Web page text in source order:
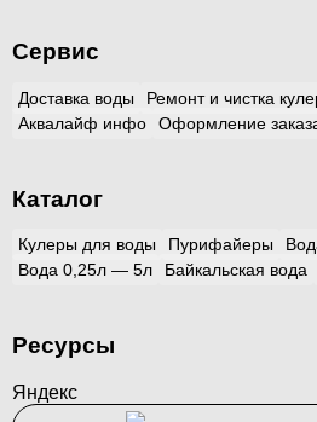
Сервис
Доставка воды Ремонт и чистка
Аквалайф инфо
Оформление
Каталог
Кулеры для воды Пурифайеры
Вода 0,25л — 5л
Байкальская вода
Ресурсы
Яндекс